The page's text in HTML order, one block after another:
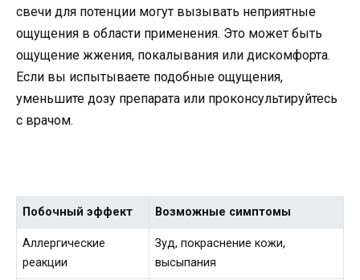
свечи для потенции могут вызывать неприятные
ощущения в области применения. Это может быть
ощущение жжения, покалывания или дискомфорта.
Если вы испытываете подобные ощущения,
уменьшите дозу препарата или проконсультируйтесь
с врачом.
Побочный эффект Возможные симптомы
Аллергические
реакции
Зуд, покраснение кожи,
высыпания